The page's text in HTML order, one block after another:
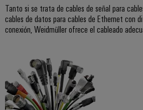
funcionamiento
seguro
con
para
la
industria
de
procesos
Workplace
Accesorios
Herramientas
Máquinas
Tanto si se trata de cables de señal para
cables de datos para cables de Ethernet con
conexión, Weidmüller ofrece el cableado